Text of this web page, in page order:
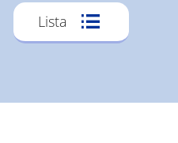
Widoki
Lista